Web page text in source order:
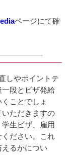
ページにて確
しやポイントテ
段とビザ発給
ことでしょ
ただきますの
生ビザ、雇用
ださい。これ
るかについ